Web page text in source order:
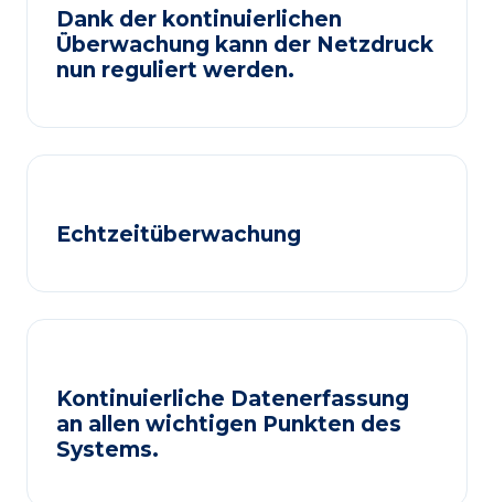
Dank der kontinuierlichen
Überwachung kann der Netzdruck
nun reguliert werden.
Echtzeitüberwachung
Kontinuierliche Datenerfassung
an allen wichtigen Punkten des
Systems.